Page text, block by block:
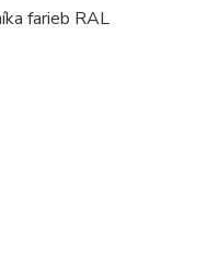
farieb RAL